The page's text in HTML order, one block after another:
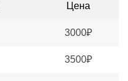
Цена
3000₽
3500₽